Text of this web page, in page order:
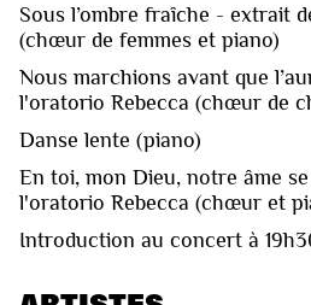
Sous l’ombre fraîche - extrait
(chœur de femmes et piano)
Nous marchions avant que
l'oratorio Rebecca (chœur de
Danse lente (piano)
En toi, mon Dieu, notre âme
l'oratorio Rebecca (chœur et
Introduction au concert à